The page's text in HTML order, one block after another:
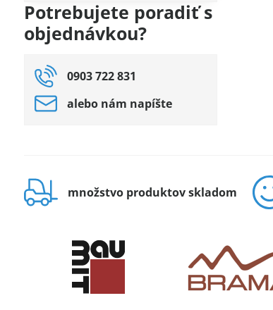
Potrebujete poradiť s
objednávkou?
0903 722 831
alebo nám napíšte
množstvo produktov skladom